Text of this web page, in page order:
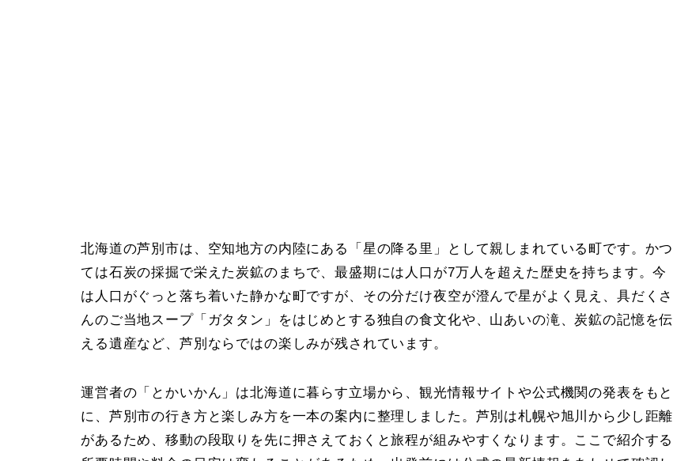
北海道の芦別市は、空知地方の内陸にある「星の降る里」として親しまれている町です。かつ
ては石炭の採掘で栄えた炭鉱のまちで、最盛期には人口が7万人を超えた歴史を持ちます。今
は人口がぐっと落ち着いた静かな町ですが、その分だけ夜空が澄んで星がよく見え、具だくさ
んのご当地スープ「ガタタン」をはじめとする独自の食文化や、山あいの滝、炭鉱の記憶を伝
える遺産など、芦別ならではの楽しみが残されています。
運営者の「とかいかん」は北海道に暮らす立場から、観光情報サイトや公式機関の発表をもと
に、芦別市の行き方と楽しみ方を一本の案内に整理しました。芦別は札幌や旭川から少し距離
があるため、移動の段取りを先に押さえておくと旅程が組みやすくなります。ここで紹介する